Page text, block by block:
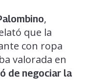
,
que la
con ropa
valorada en
de negociar la